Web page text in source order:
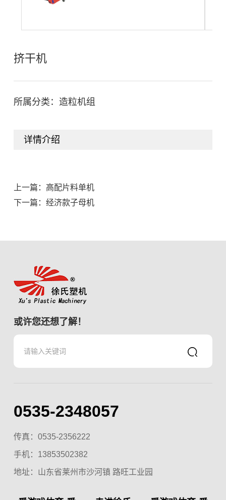
挤干机
所属分类： 造粒机组
详情介绍
上一篇： 高配片料单机
下一篇： 经济款子母机
或许您还想了解！
0535-2348057
传真：0535-2356222
手机： 13853502382
地址：山东省莱州市沙河镇 路旺工业园